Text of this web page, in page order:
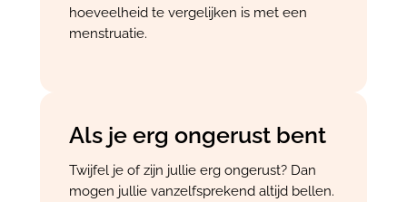
hoeveelheid te vergelijken is met een
menstruatie.
Als je erg ongerust bent
Twijfel je of zijn jullie erg ongerust? Dan
mogen jullie vanzelfsprekend altijd bellen.